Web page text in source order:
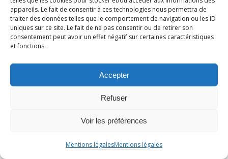
appareils. Le fait de consentir à ces technologies nous permettra de
traiter des données telles que le comportement de navigation ou les ID
uniques sur ce site. Le fait de ne pas consentir ou de retirer son
consentement peut avoir un effet négatif sur certaines caractéristiques
et fonctions.
Accepter
Refuser
Voir les préférences
Mentions légalesMentions légales
INCENDIEUNIVERSEL
INDIFFÉRENCE
INSTITUT
INSURGÉS
INSURRECTION
JARGEAU